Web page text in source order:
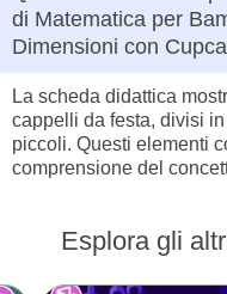
di Matematica per
Dimensioni con
La scheda didattica
cappelli da festa, divisi
piccoli. Questi elementi
comprensione del
Esplora gli